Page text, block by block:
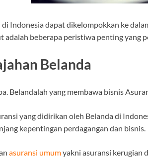
Indonesia dapat dikelompokkan ke
adalah beberapa peristiwa penting yang
Belanda
Belandalah yang membawa bisnis
yang didirikan oleh Belanda di
kepentingan perdagangan dan bisnis.
asuransi umumyakni asuransi kerugian